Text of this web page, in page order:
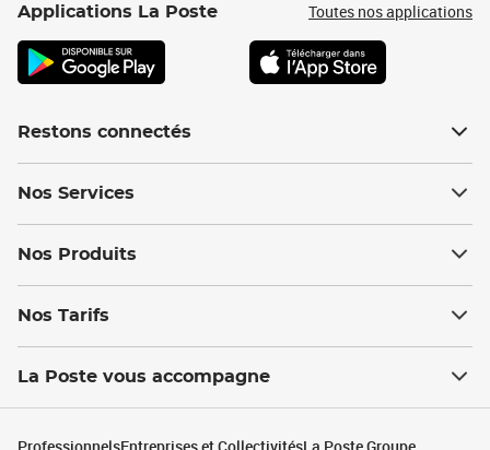
Applications La Poste Toutes nos applications
Restons connectés
Nos Services
Nos Produits
Nos Tarifs
La Poste vous accompagne